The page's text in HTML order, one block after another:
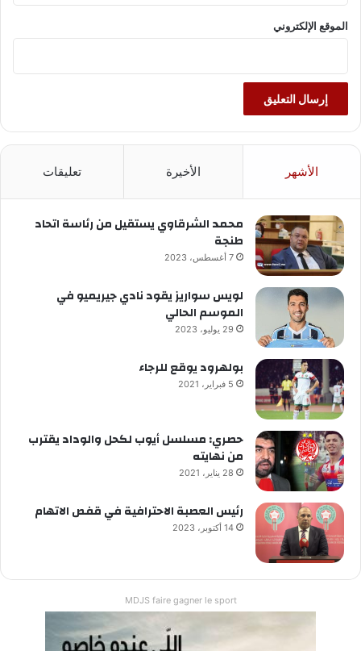
الموقع الإلكتروني
الأشهر الأخيرة تعليقات
محمد الشرقاوي يستقيل من رئاسة اتحاد
طنجة
7 أغسطس، 2023
لويس سواريز يقود نادي جيريميو في
الموسم الحالي
29 يوليو، 2023
بولهرود يوقع للرجاء
5 فبراير، 2021
حصري: مسلسل أيوب لكحل والوداد يقترب
من نهايته
28 يناير، 2021
رئيس العصبة الاحترافية في قفص الاتهام
14 أكتوبر، 2023
MDJS faire gagner le sport